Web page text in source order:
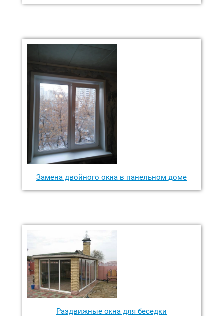
Замена двойного окна в панельном доме
Раздвижные окна для беседки